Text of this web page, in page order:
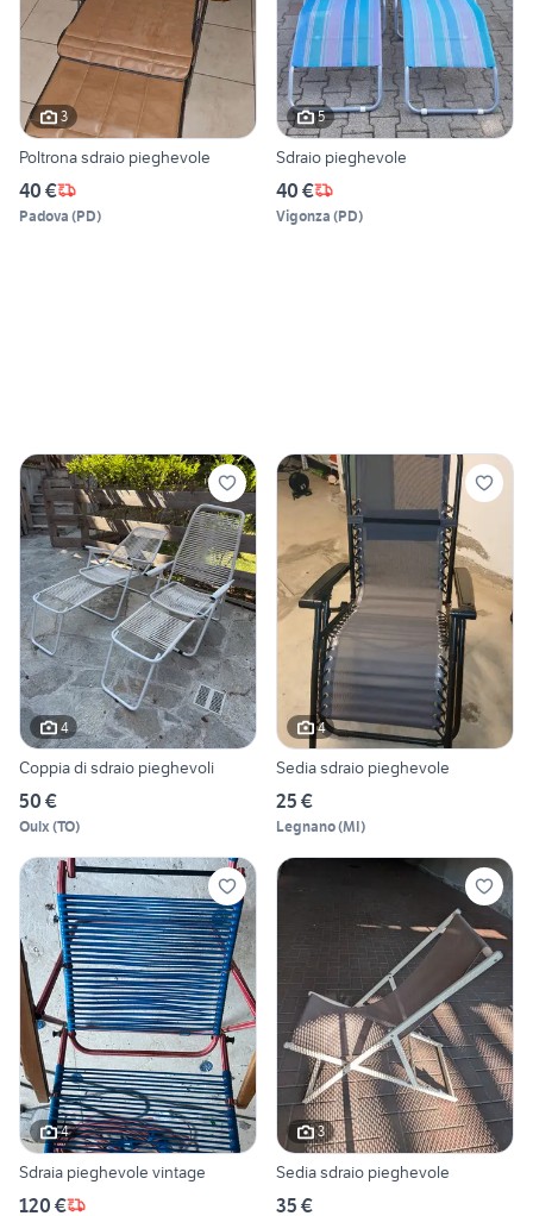
3
Poltrona sdraio pieghevole
40 €
Padova (PD)
5
Sdraio pieghevole
40 €
Vigonza (PD)
4
Coppia di sdraio pieghevoli
50 €
Oulx (TO)
4
Sedia sdraio pieghevole
25 €
Legnano(MI)
4
Sdraia pieghevole vintage
120 €
3
Sedia sdraio pieghevole
35 €